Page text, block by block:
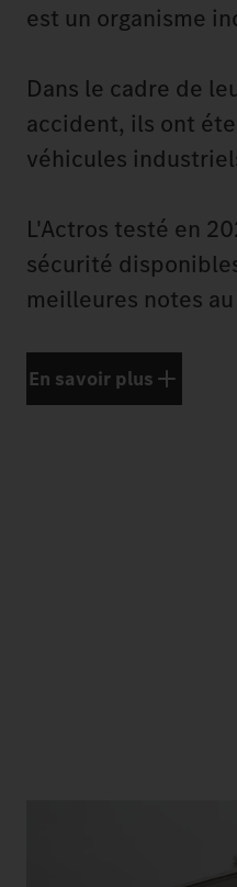
est un organisme
Dans le cadre de
accident, ils ont
véhicules
L'Actros testé en
sécurité
meilleures notes
En savoir plus